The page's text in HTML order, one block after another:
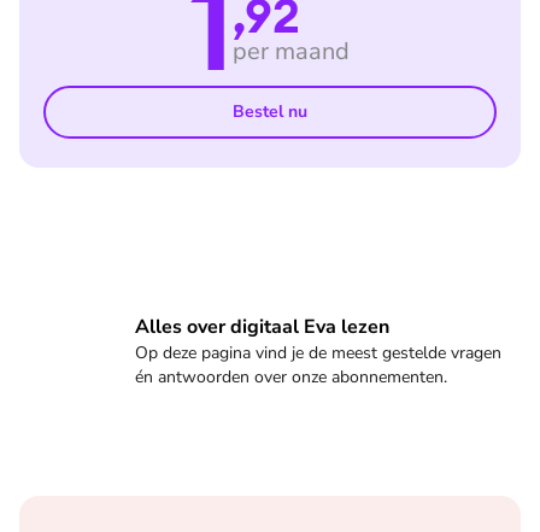
,92
per maand
Bestel nu
Alles over digitaal Eva lezen
Op deze pagina vind je de meest gestelde vragen
én antwoorden over onze abonnementen.
Veelgestelde vragen